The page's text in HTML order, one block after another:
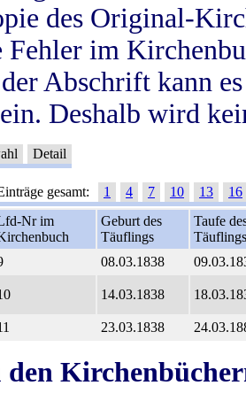
des Original-
Fehler im
Abschrift kann
Deshalb wird
Detail
gesamt: 1 4 7 10 13
16
Nr im
Geburt des
Täuflings
Taufe
Täuflings
08.03.1838
14.03.1838
23.03.1838
den